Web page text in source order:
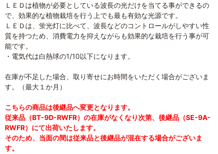
ＬＥＤは植物が必要としている波長の光だけを当てる事ができるの
で、効果的な植物栽培を行う上でも最も有効な光源です。
ＬＥＤは、蛍光灯に比べて、波長などのコントロールがしやすい性
質を持つため、消費電力を抑えながらも効果的な栽培を行う事が可
能です。
・電気代は白熱球の1/10以下になります。
在庫が不足した場合、取り寄せにお時間をいただく場合がございま
す。（最大１か月）
こちらの商品は後継品へ変更となります。
従来品（BT-9D-RWFR）の在庫がなくなり次第、後継品（SE-9A-
RWFR）にて出荷いたします。
そのため、当面の間は従来品と後継品が混在する場合がございま
す。